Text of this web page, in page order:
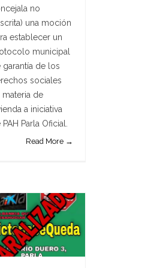
no
una moción
establecer un
municipal
garantía de los
sociales
materia de
a iniciativa
PAH Parla Oficial.
Read More →